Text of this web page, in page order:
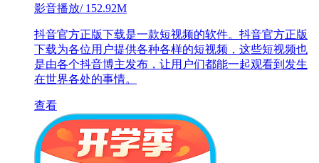
影音播放/152.92M
抖音官方正版下载是一款短视频的软件。抖音官方正版
下载为各位用户提供各种各样的短视频，这些短视频也
是由各个抖音博主发布，让用户们都能一起观看到发生
在世界各处的事情。
查看